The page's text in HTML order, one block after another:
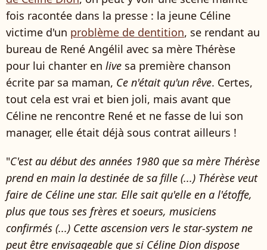
fois racontée dans la presse : la jeune Céline
victime d'un problème de dentition, se rendant au
bureau de René Angélil avec sa mère Thérèse
pour lui chanter en live sa première chanson
écrite par sa maman, Ce n'était qu'un rêve. Certes,
tout cela est vrai et bien joli, mais avant que
Céline ne rencontre René et ne fasse de lui son
manager, elle était déjà sous contrat ailleurs !
"C'est au début des années 1980 que sa mère Thérèse
prend en main la destinée de sa fille (...) Thérèse veut
faire de Céline une star. Elle sait qu'elle en a l'étoffe,
plus que tous ses frères et soeurs, musiciens
confirmés (...) Cette ascension vers le star-system ne
peut être envisageable que si Céline Dion dispose